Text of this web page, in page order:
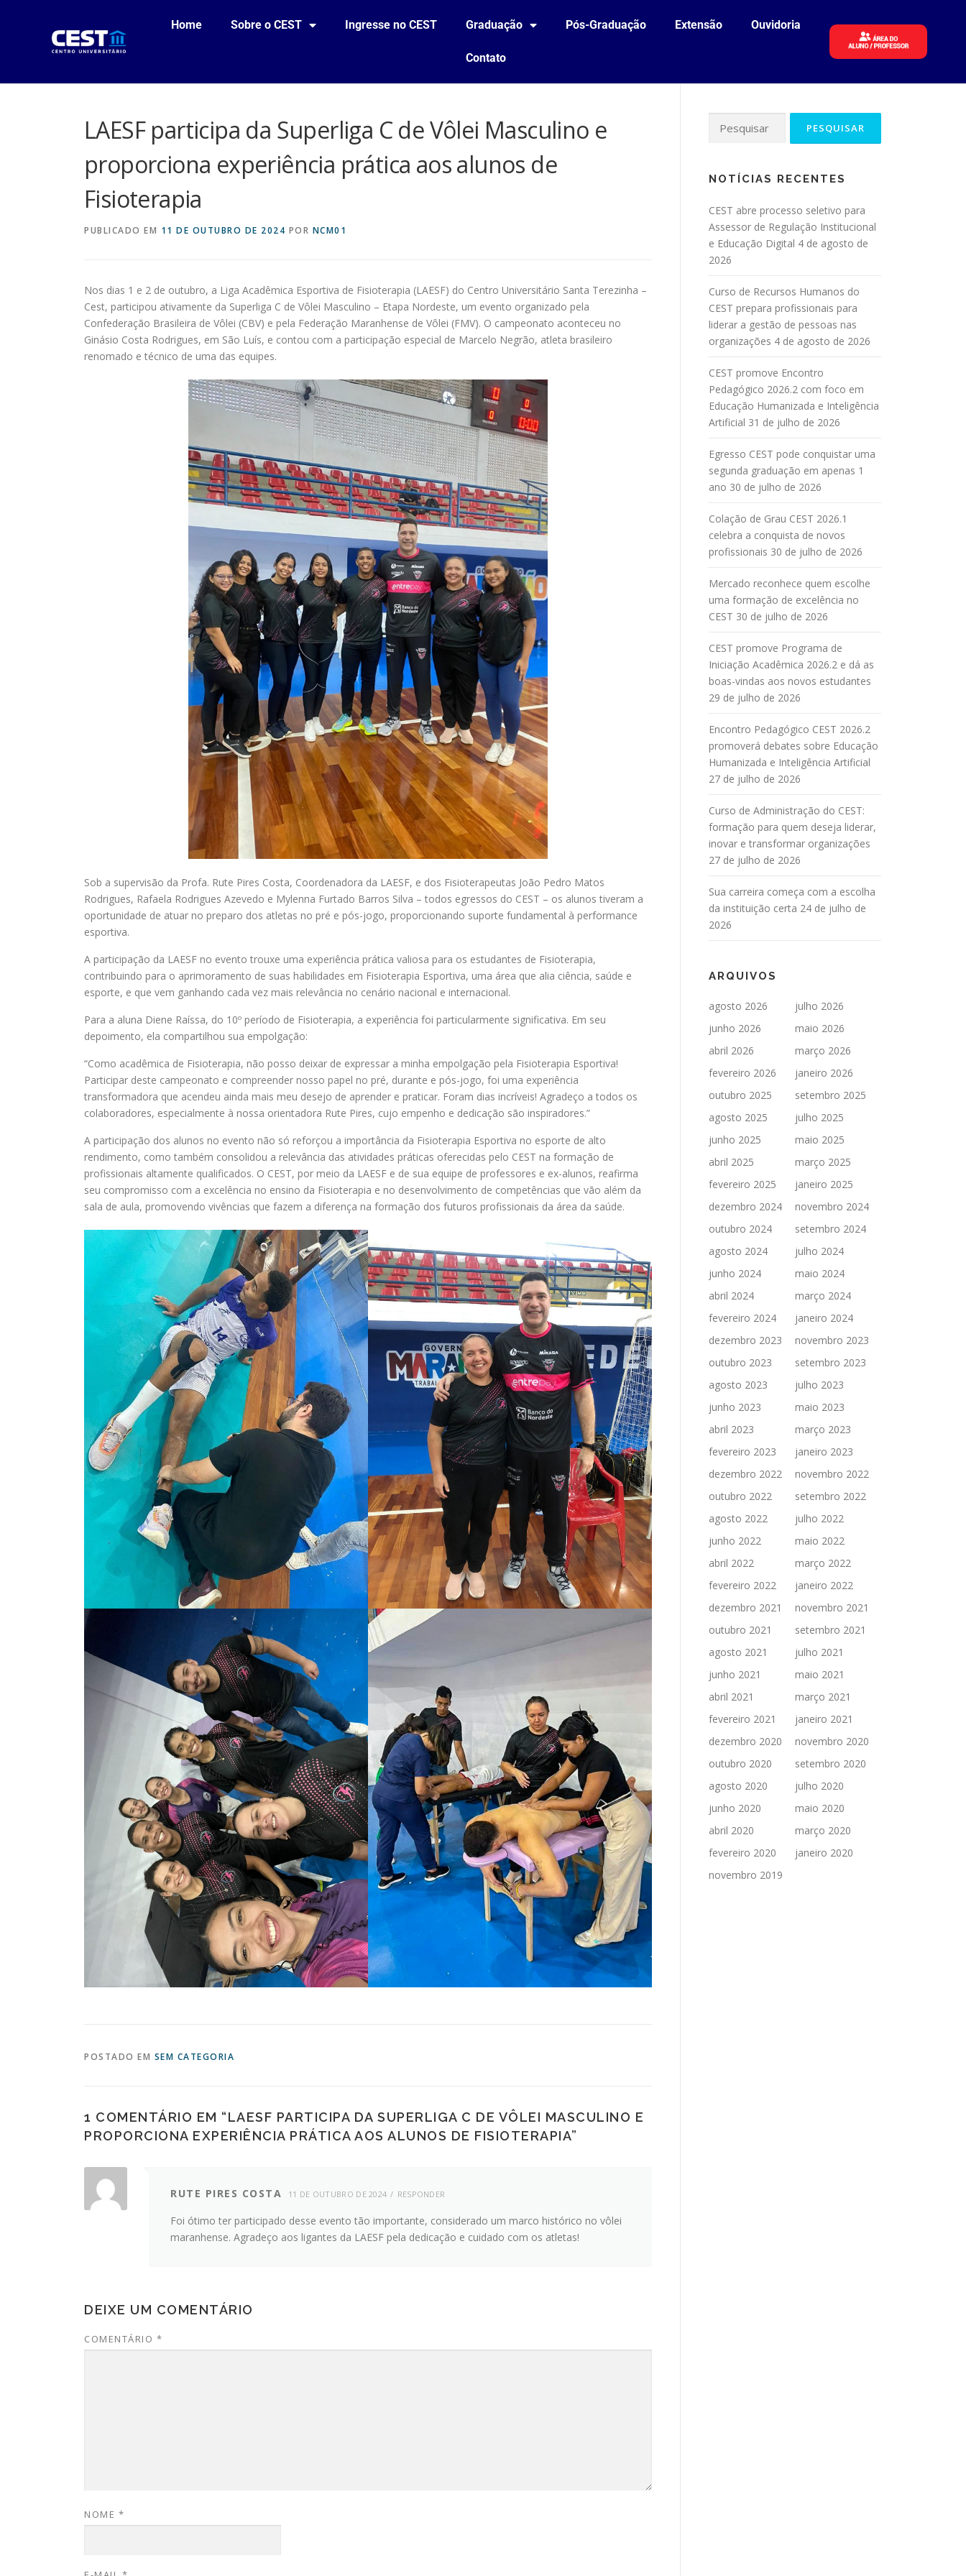
Home Sobre o CEST Ingresse no CEST Graduação Pós-Graduação Extensão Ouvidoria
Contato
LAESF participa da Superliga C de Vôlei Masculino e
proporciona experiência prática aos alunos de
Fisioterapia
PUBLICADO EM 11 DE OUTUBRO DE 2024 POR NCM01
Nos dias 1 e 2 de outubro, a Liga Acadêmica Esportiva de Fisioterapia (LAESF) do Centro Universitário Santa Terezinha –
Cest, participou ativamente da Superliga C de Vôlei Masculino – Etapa Nordeste, um evento organizado pela
Confederação Brasileira de Vôlei (CBV) e pela Federação Maranhense de Vôlei (FMV). O campeonato aconteceu no
Ginásio Costa Rodrigues, em São Luís, e contou com a participação especial de Marcelo Negrão, atleta brasileiro
renomado e técnico de uma das equipes.
Sob a supervisão da Profa. Rute Pires Costa, Coordenadora da LAESF, e dos Fisioterapeutas João Pedro Matos
Rodrigues, Rafaela Rodrigues Azevedo e Mylenna Furtado Barros Silva – todos egressos do CEST – os alunos tiveram a
oportunidade de atuar no preparo dos atletas no pré e pós-jogo, proporcionando suporte fundamental à performance
esportiva.
A participação da LAESF no evento trouxe uma experiência prática valiosa para os estudantes de Fisioterapia,
contribuindo para o aprimoramento de suas habilidades em Fisioterapia Esportiva, uma área que alia ciência, saúde e
esporte, e que vem ganhando cada vez mais relevância no cenário nacional e internacional.
Para a aluna Diene Raíssa, do 10º período de Fisioterapia, a experiência foi particularmente significativa. Em seu
depoimento, ela compartilhou sua empolgação:
“Como acadêmica de Fisioterapia, não posso deixar de expressar a minha empolgação pela Fisioterapia Esportiva!
Participar deste campeonato e compreender nosso papel no pré, durante e pós-jogo, foi uma experiência
transformadora que acendeu ainda mais meu desejo de aprender e praticar. Foram dias incríveis! Agradeço a todos os
colaboradores, especialmente à nossa orientadora Rute Pires, cujo empenho e dedicação são inspiradores.”
A participação dos alunos no evento não só reforçou a importância da Fisioterapia Esportiva no esporte de alto
rendimento, como também consolidou a relevância das atividades práticas oferecidas pelo CEST na formação de
profissionais altamente qualificados. O CEST, por meio da LAESF e de sua equipe de professores e ex-alunos, reafirma
seu compromisso com a excelência no ensino da Fisioterapia e no desenvolvimento de competências que vão além da
sala de aula, promovendo vivências que fazem a diferença na formação dos futuros profissionais da área da saúde.
POSTADO EM SEM CATEGORIA
1 COMENTÁRIO EM “LAESF PARTICIPA DA SUPERLIGA C DE VÔLEI MASCULINO E
PROPORCIONA EXPERIÊNCIA PRÁTICA AOS ALUNOS DE FISIOTERAPIA”
RUTE PIRES COSTA 11 DE OUTUBRO DE 2024 RESPONDER
Foi ótimo ter participado desse evento tão importante, considerado um marco histórico no vôlei
maranhense. Agradeço aos ligantes da LAESF pela dedicação e cuidado com os atletas!
DEIXE UM COMENTÁRIO
COMENTÁRIO *
NOME *
NOTÍCIAS RECENTES
CEST abre processo seletivo para
Assessor de Regulação Institucional
e Educação Digital 4 de agosto de
2026
Curso de Recursos Humanos do
CEST prepara profissionais para
liderar a gestão de pessoas nas
organizações 4 de agosto de 2026
CEST promove Encontro
Pedagógico 2026.2 com foco em
Educação Humanizada e Inteligência
Artificial 31 de julho de 2026
Egresso CEST pode conquistar uma
segunda graduação em apenas 1
ano 30 de julho de 2026
Colação de Grau CEST 2026.1
celebra a conquista de novos
profissionais 30 de julho de 2026
Mercado reconhece quem escolhe
uma formação de excelência no
CEST 30 de julho de 2026
CEST promove Programa de
Iniciação Acadêmica 2026.2 e dá as
boas-vindas aos novos estudantes
29 de julho de 2026
Encontro Pedagógico CEST 2026.2
promoverá debates sobre Educação
Humanizada e Inteligência Artificial
27 de julho de 2026
Curso de Administração do CEST:
formação para quem deseja liderar,
inovar e transformar organizações
27 de julho de 2026
Sua carreira começa com a escolha
da instituição certa 24 de julho de
2026
ARQUIVOS
agosto 2026
julho 2026
junho 2026
maio 2026
abril 2026
março 2026
fevereiro 2026
janeiro 2026
outubro 2025
setembro 2025
agosto 2025
julho 2025
junho 2025
maio 2025
abril 2025
março 2025
fevereiro 2025
janeiro 2025
dezembro 2024
novembro 2024
outubro 2024
setembro 2024
agosto 2024
julho 2024
junho 2024
maio 2024
abril 2024
março 2024
fevereiro 2024
janeiro 2024
dezembro 2023
novembro 2023
outubro 2023
setembro 2023
agosto 2023
julho 2023
junho 2023
maio 2023
abril 2023
março 2023
fevereiro 2023
janeiro 2023
dezembro 2022
novembro 2022
outubro 2022
setembro 2022
agosto 2022
julho 2022
junho 2022
maio 2022
abril 2022
março 2022
fevereiro 2022
janeiro 2022
dezembro 2021
novembro 2021
outubro 2021
setembro 2021
agosto 2021
julho 2021
junho 2021
maio 2021
abril 2021
março 2021
fevereiro 2021
janeiro 2021
dezembro 2020
novembro 2020
outubro 2020
setembro 2020
agosto 2020
julho 2020
junho 2020
maio 2020
abril 2020
março 2020
fevereiro 2020
janeiro 2020
novembro 2019